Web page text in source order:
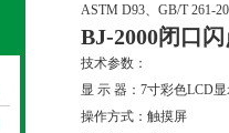
ASTM D93、GB/T 261-
BJ-2000闭口
技术参数：
显 示 器：7寸彩色LCD
操作方式：触摸屏